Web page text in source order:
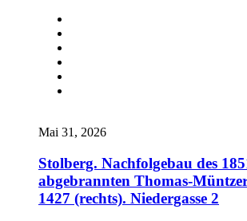
Mai 31, 2026
Stolberg. Nachfolgebau des
abgebrannten Thomas-
1427 (rechts). Niedergasse 2